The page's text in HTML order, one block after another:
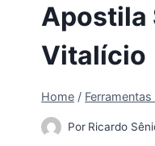
Apostila
Vitalício
Home /
Por Ricardo